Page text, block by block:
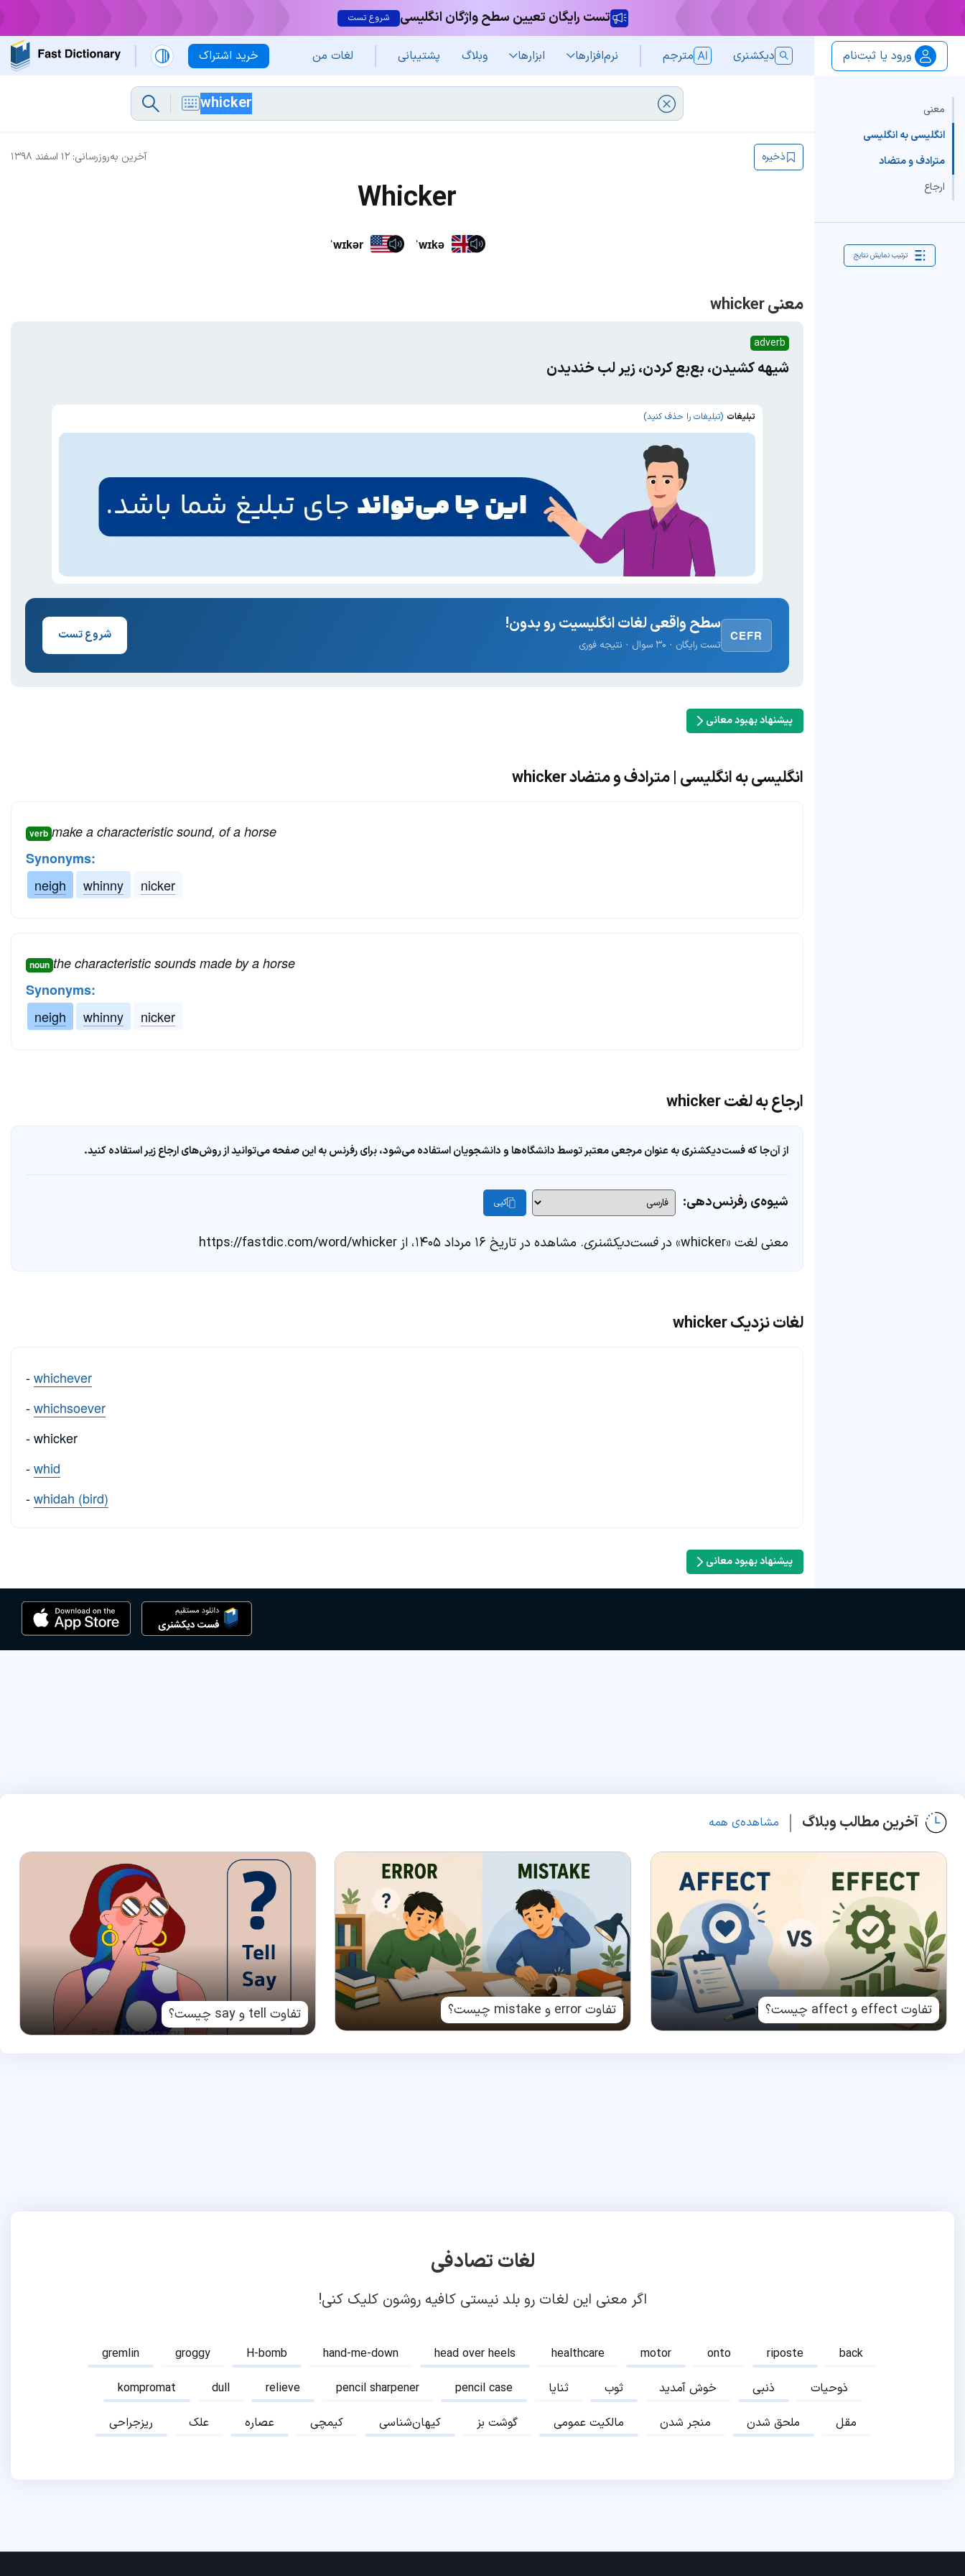
تست رایگان تعیین سطح واژگان انگلیسی شروع تست
خرید اشتراک ورود یا ثبت‌نام دیکشنری مترجم نرم‌افزار‌ها ابزارها وبلاگ پشتیبانی لغات من
معنی
انگلیسی به انگلیسی
مترادف و متضاد
ارجاع
ترتیب نمایش نتایج
آخرین به‌روزرسانی: ۱۲ اسفند ۱۳۹۸ ذخیره
Whicker
ˈwɪkər ˈwɪkə
معنی whicker
adverb
شیهه کشیدن، بع‌بع کردن، زیر لب خندیدن
تبلیغات (تبلیغات را حذف کنید)
CEFR
سطح واقعی لغات انگلیسیت رو بدون!
تست رایگان · ۳۰ سوال · نتیجه فوری
شروع تست
پیشنهاد بهبود معانی
انگلیسی به انگلیسی | مترادف و متضاد whicker
verb make a characteristic sound, of a horse
Synonyms:
neigh
whinny nicker
noun the characteristic sounds made by a horse
Synonyms:
neigh
whinny nicker
ارجاع به لغت whicker
از آن‌جا که فست‌دیکشنری به عنوان مرجعی معتبر توسط دانشگاه‌ها و دانشجویان استفاده می‌شود، برای رفرنس به این صفحه می‌توانید از روش‌های ارجاع زیر استفاده کنید.
شیوه‌ی رفرنس‌دهی: کپی
معنی لغت «whicker» در فست‌دیکشنری. مشاهده در تاریخ ۱۶ مرداد ۱۴۰۵، از https://fastdic.com/word/whicker
لغات نزدیک whicker
-whichever
-whichsoever
- whicker
-whid
-whidah (bird)
پیشنهاد بهبود معانی
آخرین مطالب وبلاگ مشاهده‌ی همه
تفاوت effect و affect چیست؟ تفاوت error و mistake چیست؟ تفاوت tell و say چیست؟
لغات تصادفی
اگر معنی این لغات رو بلد نیستی کافیه روشون کلیک کنی!
gremlin groggy H-bomb hand-me-down head over heels healthcare motor onto riposte
back
kompromat
dull relieve pencil sharpener pencil case ثنایا ثوب خوش آمدید ذنبی
ذوحیات
ریزجراحی
علک عصاره کیمچی کیهان‌شناسی گوشت بز مالکیت عمومی منجر شدن ملحق شدن مقل